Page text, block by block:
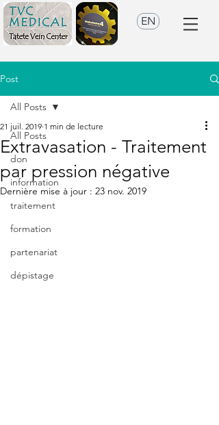
EN
Post
All Posts
don
information
traitement
formation
partenariat
dépistage
All Posts
Extravasation - Traitement
par pression négative
21 juil. 2019 1 min de lecture
Dernière mise à jour : 23 nov. 2019